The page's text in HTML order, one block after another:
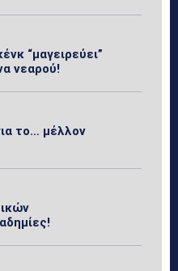
“μαγειρεύει”
νεαρού!
το… μέλλον